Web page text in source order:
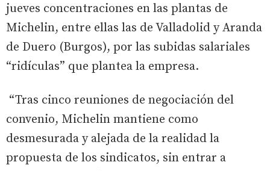
jueves concentraciones en las plantas de
Michelin, entre ellas las de Valladolid y Aranda
de Duero (Burgos), por las subidas salariales
“ridículas” que plantea la empresa.
“Tras cinco reuniones de negociación del
convenio, Michelin mantiene como
desmesurada y alejada de la realidad la
propuesta de los sindicatos, sin entrar a